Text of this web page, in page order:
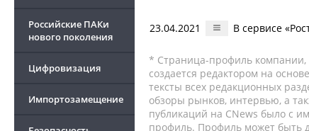
Российские ПАКи
нового поколения
Цифровизация
Импортозамещение
23.04.2021 В сервисе
* Страница-профиль компании,
создается редактором на
тексты всех редакционных
обзоры рынков, интервью, а
публикаций на CNews было с
профиль. Профиль может быть